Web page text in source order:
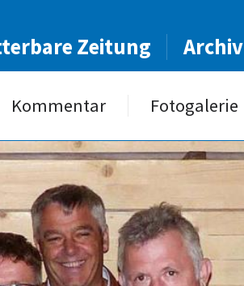
Zeitung Archiv
Kommentar Fotogalerie